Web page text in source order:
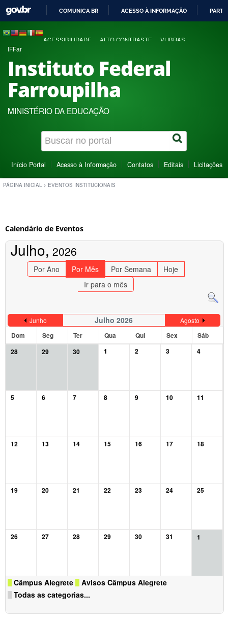
COMUNICA BR ACESSO À INFORMAÇÃO
ACESSIBILIDADE ALTO CONTRASTE VLIBRAS
IFFar
Instituto Federal
Farroupilha
MINISTÉRIO DA EDUCAÇÃO
Início Portal Acesso à Informação Contatos Editais Licitações
PÁGINA INICIAL > EVENTOS INSTITUCIONAIS
Calendário de Eventos
Julho, 2026
Por Ano Por Mês Por Semana
Hoje
Ir para o mês
Junho Julho 2026 Agosto
Dom Seg Ter Qua Qui Sex
Sáb
28
29 30 1 2 3 4
5 6 7 8 9 10 11
12 13 14 15 16 17 18
19 20 21 22 23 24 25
26 27 28 29 30 31 1
Câmpus Alegrete
Avisos Câmpus Alegrete
Todas as categorias...